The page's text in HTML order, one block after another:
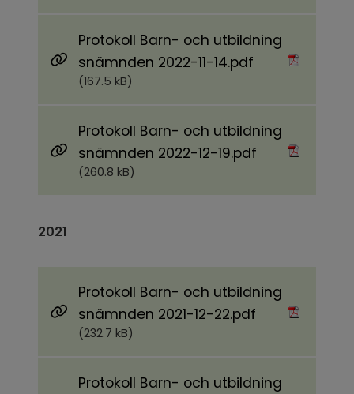
Protokoll Barn- och utbildning
snämnden 2022-11-14.pdf Pdf, 167.5 kB.
(167.5 kB)
Protokoll Barn- och utbildning
snämnden 2022-12-19.pdf Pdf, 260.8 kB.
(260.8 kB)
2021
Protokoll Barn- och utbildning
snämnden 2021-12-22.pdf Pdf, 232.7 kB.
(232.7 kB)
Protokoll Barn- och utbildning